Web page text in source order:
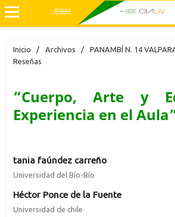
Inicio / Archivos / PANAMBÍ N. 14
Reseñas
“Cuerpo, Arte y
Experiencia en el
tania faúndez carreño
Universidad del Bío-Bío
Héctor Ponce de la Fuente
Universidad de chile